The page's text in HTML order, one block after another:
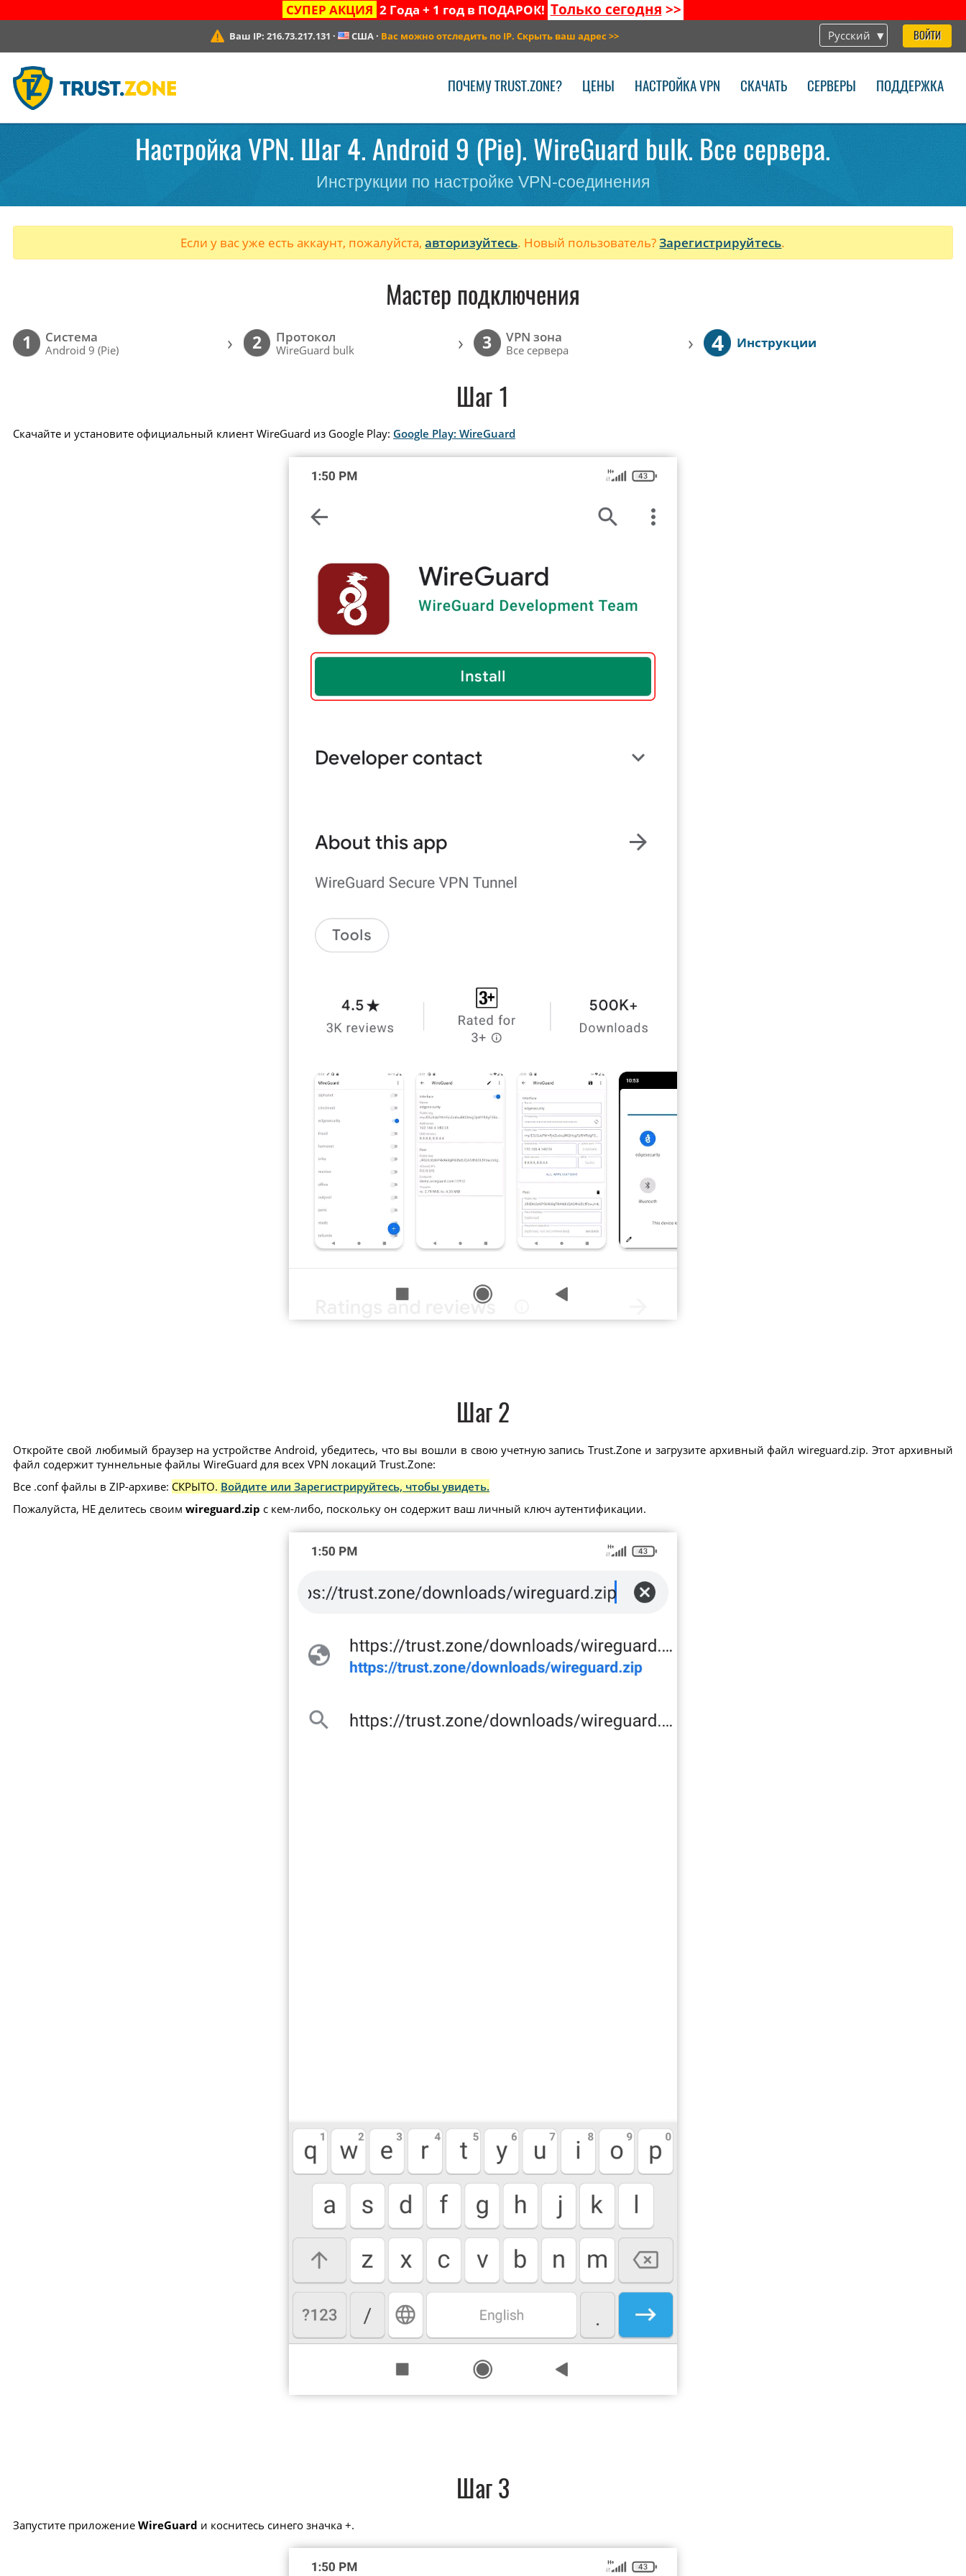
СУПЕР АКЦИЯ 2 Года + 1 год в ПОДАРОК! Только сегодня >>
Русский ВОЙТИ
Ваш IP:216.73.217.131 · США· Вас можно отследить по IP. Скрыть ваш адрес >>
ПОЧЕМУ TRUST.ZONE? ЦЕНЫ НАСТРОЙКА VPN СКАЧАТЬ СЕРВЕРЫ ПОДДЕРЖКА
Настройка VPN. Шаг 4. Android 9 (Pie). WireGuard bulk. Все сервера.
Инструкции по настройке VPN-соединения
Если у вас уже есть аккаунт, пожалуйста,авторизуйтесь. Новый пользователь?Зарегистрируйтесь.
Мастер подключения
1 Cистема
Android 9 (Pie) › 2 Протокол
WireGuard bulk › 3 VPN зона
Все сервера › 4 Инструкции
Шаг 1
Скачайте и установите официальный клиент WireGuard из Google Play: Google Play: WireGuard
Шаг 2
Откройте свой любимый браузер на устройстве Android, убедитесь, что вы вошли в свою учетную запись Trust.Zone и загрузите архивный файл wireguard.zip. Этот архивный
файл содержит туннельные файлы WireGuard для всех VPN локаций Trust.Zone:
Все .conf файлы в ZIP-архиве: СКРЫТО. Войдите или Зарегистрируйтесь, чтобы увидеть.
Пожалуйста, НЕ делитесь своимwireguard.zip с кем-либо, поскольку он содержит ваш личный ключ аутентификации.
Шаг 3
Запустите приложениеWireGuard и коснитесь синего значка +.